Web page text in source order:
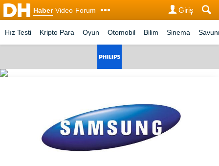
Haber Video Forum Giriş
Hız Testi Kripto Para Oyun Otomobil Bilim Sinema